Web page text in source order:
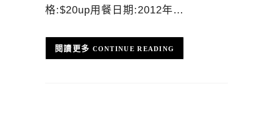
格:$20up用餐日期:2012年…
CONTINUE READING